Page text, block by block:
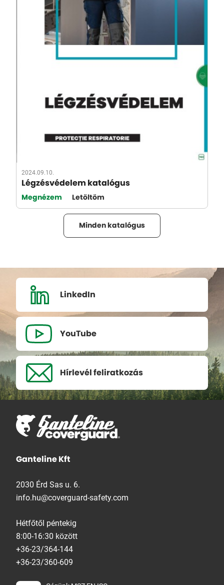
2024.09.10.
Légzésvédelem katalógus
Megnézem Letöltöm
Minden katalógus
LinkedIn
YouTube
Hírlevél feliratkozás
Ganteline Kft
2030 Érd Sas u. 6.
info.hu@coverguard-safety.com
Hétfőtől péntekig
8:00-16:30 között
+36-23/364-144
+36-23/360-609